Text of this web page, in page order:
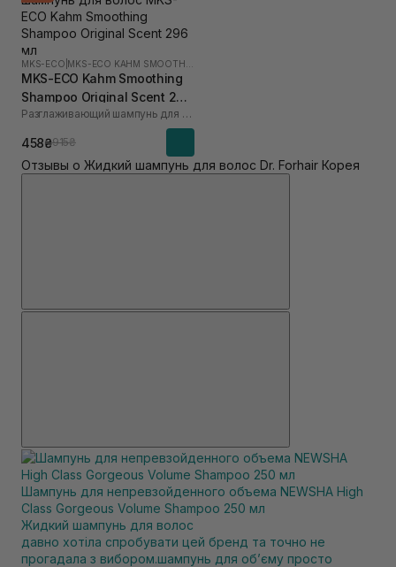
MKS-ECO
MKS-ECO Kahm Smoothing
Shampoo Original Scent 296
мл
Разглаживающий шампунь для волос
458₴915₴
Отзывы о Жидкий шампунь для волос Dr. Forhair Корея
Шампунь для непревзойденного объема NEWSHA High
Class Gorgeous Volume Shampoo 250 мл
Жидкий шампунь для волос
давно хотіла спробувати цей бренд та точно не
прогадала з вибором.шампунь для обʼєму просто